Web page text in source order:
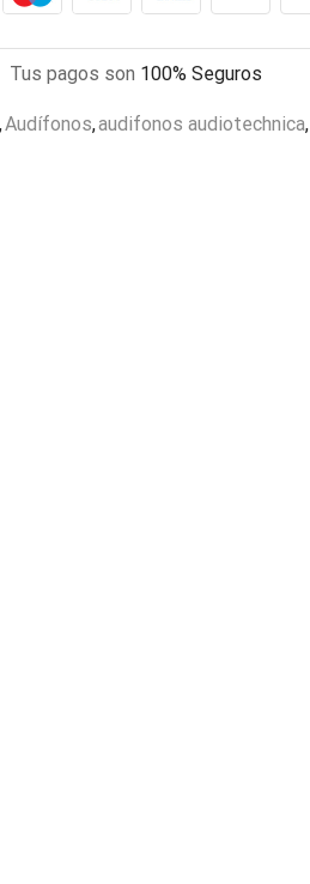
Tus pagos son 100% Seguros
,Audífonos,audifonos audiotechnica,